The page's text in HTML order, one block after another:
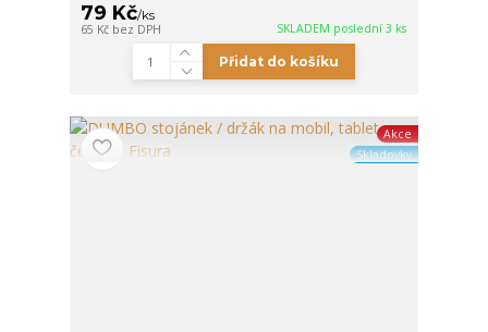
79 Kč/ks
65 Kč bez DPH SKLADEM poslední 3 ks
Přidat do košíku
Akce
Skladovky